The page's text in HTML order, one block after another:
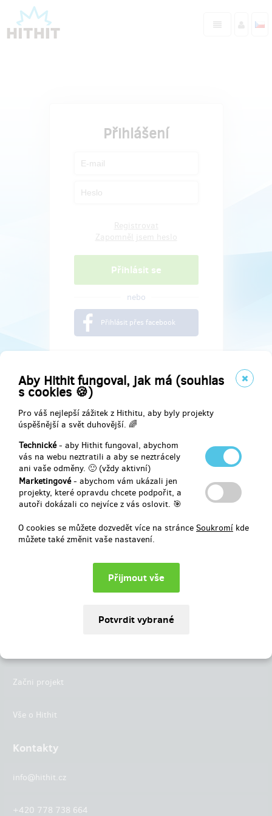
Aby Hithit fungoval, jak má (souhlas
s cookies 🍪)
Pro váš nejlepší zážitek z Hithitu, aby byly projekty
úspěšnější a svět duhovější. 🌈
Technické- aby Hithit fungoval, abychom
vás na webu neztratili a aby se neztrácely
ani vaše odměny. 🙂 (vždy aktivní)
Marketingové- abychom vám ukázali jen
projekty, které opravdu chcete podpořit, a
autoři dokázali co nejvíce z vás oslovit. 🎯
O cookies se můžete dozvedět více na stránce Soukromí kde
můžete také změnit vaše nastavení.
Přihlášení
nebo
Přihlásit přes facebook
Najdete nás na
Začni projekt
Vše o Hithit
Kontakty
info@hithit.cz
+420 778 738 664